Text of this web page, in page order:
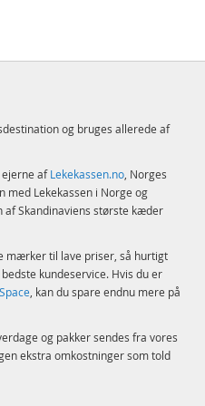
og bruges allerede af
ejerne afLekekassen.no, Norges
med Lekekassen i Norge og
af Skandinaviens største kæder
mærker til lave priser, så hurtigt
kundeservice. Hvis du er
, kan du spare endnu mere på
og pakker sendes fra vores
ekstra omkostninger som told